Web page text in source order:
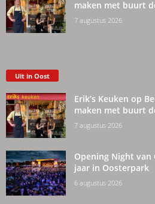
maken met buurt
7 augustus 2026
Uit in Oost
Erik’s Keuken op
maken met buurt
7 augustus 2026
Opening Night
jaar in Oosterpark
6 augustus 2026